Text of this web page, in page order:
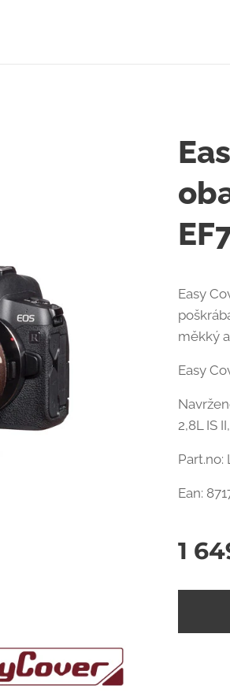
Easy
měkký
Easy
2,8L IS
Part.no:
Ean:
1